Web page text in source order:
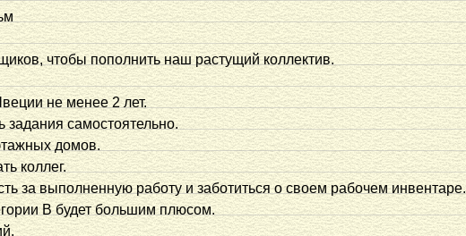
чтобы пополнить наш растущий коллектив.
не менее 2 лет.
задания самостоятельно.
домов.
коллег.
за выполненную работу и заботиться о своем рабочем инвентаре.
B будет большим плюсом.